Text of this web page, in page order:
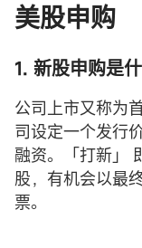
美股申购
1. 新股申购是什
公司上市又称为
司设定一个发行
融资。「打新」
股，有机会以最
票。